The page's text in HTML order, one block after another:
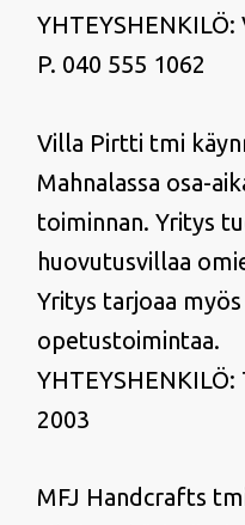
P. 040 555 1062
Villa Pirtti tmi
Mahnalassa osa-
toiminnan. Yritys
huovutusvillaa
Yritys tarjoaa
opetustoimintaa.
YHTEYSHENKILÖ:
2003
MFJ Handcrafts